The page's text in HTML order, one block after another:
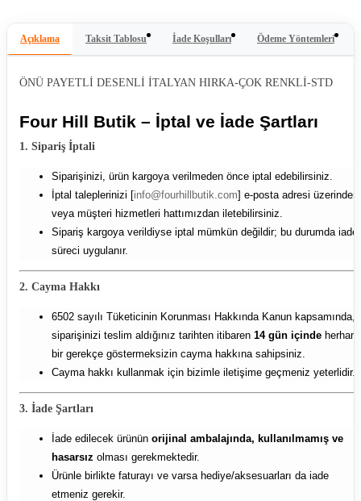
Açıklama Taksit Tablosu İade Koşulları Ödeme Yöntemleri
ÖNÜ PAYETLİ DESENLİ İTALYAN HIRKA-ÇOK RENKLİ-STD
Four Hill Butik – İptal ve İade Şartları
1. Sipariş İptali
Siparişinizi, ürün kargoya verilmeden önce iptal edebilirsiniz.
İptal taleplerinizi [info@fourhillbutik.com] e-posta adresi üzerinden
veya müşteri hizmetleri hattımızdan iletebilirsiniz.
Sipariş kargoya verildiyse iptal mümkün değildir; bu durumda iade
süreci uygulanır.
2. Cayma Hakkı
6502 sayılı Tüketicinin Korunması Hakkında Kanun kapsamında,
siparişinizi teslim aldığınız tarihten itibaren 14 gün içinde
bir gerekçe göstermeksizin cayma hakkına sahipsiniz.
Cayma hakkı kullanmak için bizimle iletişime geçmeniz yeterlidir.
3. İade Şartları
İade edilecek ürünün orijinal ambalajında, kullanılmamış ve
hasarsız olması gerekmektedir.
Ürünle birlikte faturayı ve varsa hediye/aksesuarları da iade
etmeniz gerekir.